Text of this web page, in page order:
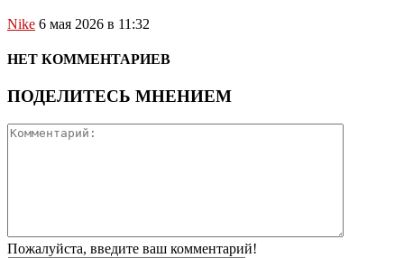
Nike 6 мая 2026 в 11:32
НЕТ КОММЕНТАРИЕВ
ПОДЕЛИТЕСЬ МНЕНИЕМ
Пожалуйста, введите ваш комментарий!